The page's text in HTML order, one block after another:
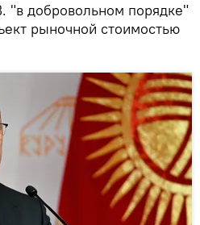
"в добровольном порядке"
рыночной стоимостью